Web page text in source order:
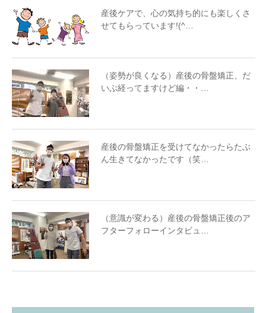
産後ケアで、心の気持ち的にも楽しくさ
せてもらっています!(^…
（姿勢が良くなる）産後の骨盤矯正、だ
いぶ経ってますけど編・・…
産後の骨盤矯正を受けてなかったらたぶ
ん生きてなかったです（笑…
（意識が変わる）産後の骨盤矯正後のア
フターフォローインタビュ…